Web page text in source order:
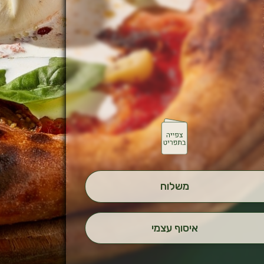
משלוח
איסוף עצמי